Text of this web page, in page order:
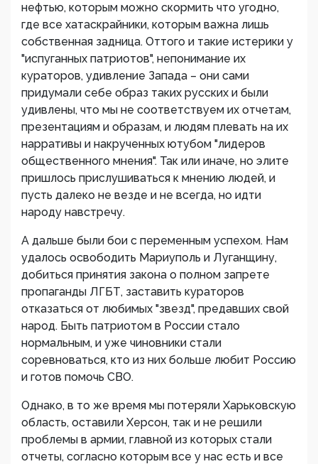
нефтью, которым можно скормить что угодно,
где все хатаскрайники, которым важна лишь
собственная задница. Оттого и такие истерики у
"испуганных патриотов", непонимание их
кураторов, удивление Запада – они сами
придумали себе образ таких русских и были
удивлены, что мы не соответствуем их отчетам,
презентациям и образам, и людям плевать на их
нарративы и накрученных ютубом "лидеров
общественного мнения". Так или иначе, но элите
пришлось прислушиваться к мнению людей, и
пусть далеко не везде и не всегда, но идти
народу навстречу.
А дальше были бои с переменным успехом. Нам
удалось освободить Мариуполь и Луганщину,
добиться принятия закона о полном запрете
пропаганды ЛГБТ, заставить кураторов
отказаться от любимых "звезд", предавших свой
народ. Быть патриотом в России стало
нормальным, и уже чиновники стали
соревноваться, кто из них больше любит Россию
и готов помочь СВО.
Однако, в то же время мы потеряли Харьковскую
область, оставили Херсон, так и не решили
проблемы в армии, главной из которых стали
отчеты, согласно которым все у нас есть и все